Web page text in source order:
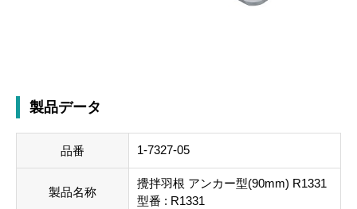
製品データ
品番 1-7327-05
製品名称
攪拌羽根 アンカー型(90mm) R1331
型番 : R1331